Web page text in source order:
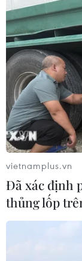
vietnamplus.vn
Đã xác định
thủng lốp